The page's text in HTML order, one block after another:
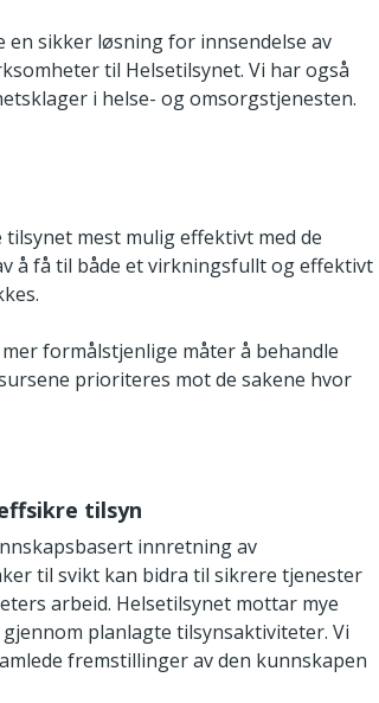
sikker løsning for innsendelse av
til Helsetilsynet. Vi har også
i helse- og omsorgstjenesten.
mest mulig effektivt med de
å få til både et virkningsfullt og effektivt
formålstjenlige måter å behandle
prioriteres mot de sakene hvor
tilsyn
innretning av
til svikt kan bidra til sikrere tjenester
arbeid. Helsetilsynet mottar mye
planlagte tilsynsaktiviteter. Vi
fremstillinger av den kunnskapen